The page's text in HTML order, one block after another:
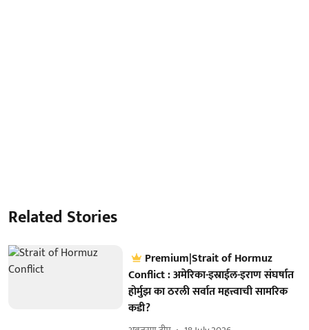
Related Stories
Premium|Strait of Hormuz
Conflict : अमेरिका-इस्राईल-इराण संघर्षात
होर्मुझ का ठरली सर्वात महत्त्वाची सामरिक
कडी?